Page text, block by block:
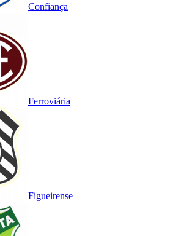
Confiança
Ferroviária
Figueirense